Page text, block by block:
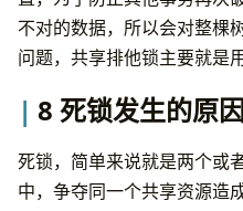
不对的数据，所以会对整棵
问题，共享排他锁主要就是
8 死锁发生的原
死锁，简单来说就是两个或
中，争夺同一个共享资源造